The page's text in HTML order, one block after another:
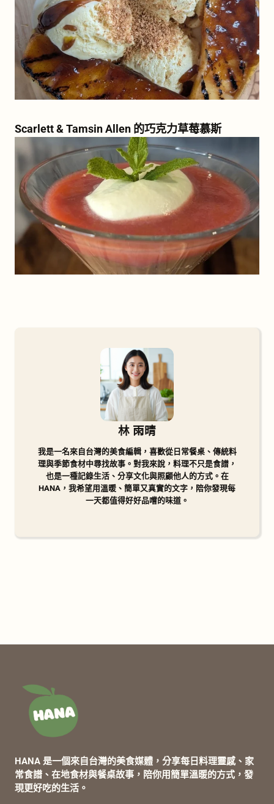
Scarlett & Tamsin Allen 的巧克力草莓慕斯
林 雨晴
我是一名來自台灣的美食編輯，喜歡從日常餐桌、傳統料
理與季節食材中尋找故事。對我來說，料理不只是食譜，
也是一種記錄生活、分享文化與照顧他人的方式。在
HANA，我希望用溫暖、簡單又真實的文字，陪你發現每
一天都值得好好品嚐的味道。
HANA 是一個來自台灣的美食媒體，分享每日料理靈感、家
常食譜、在地食材與餐桌故事，陪你用簡單溫暖的方式，發
現更好吃的生活。